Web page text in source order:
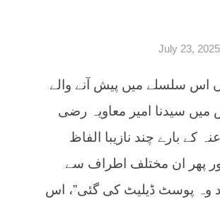
July 23,
اس سلسلے میں پیش آنے والے
میں سیدنا امیر معاویہ رضی
کے بارے چند نازیبا الفاظ
پھر ان مختلف اطراف سے
وہ پوسٹ ڈیلیٹ کی گئی”، اس